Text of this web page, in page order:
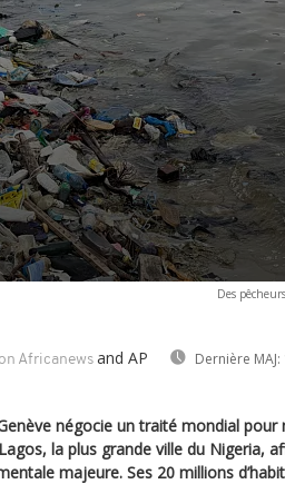
Des
Africanews and AP Dernière MAJ:
négocie un traité mondial
la plus grande ville du Nigeria,
majeure. Ses 20 millions